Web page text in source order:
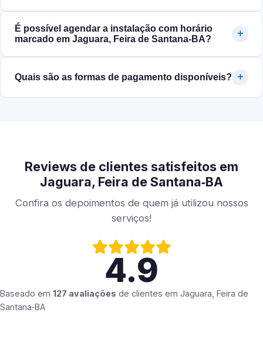
É possível agendar a instalação com horário
marcado em Jaguara, Feira de Santana‑BA?
Quais são as formas de pagamento disponíveis?
Reviews de clientes satisfeitos em
Jaguara, Feira de Santana‑BA
Confira os depoimentos de quem já utilizou nossos
serviços!
4.9
Baseado em 127 avaliações de clientes em Jaguara, Feira de
Santana‑BA